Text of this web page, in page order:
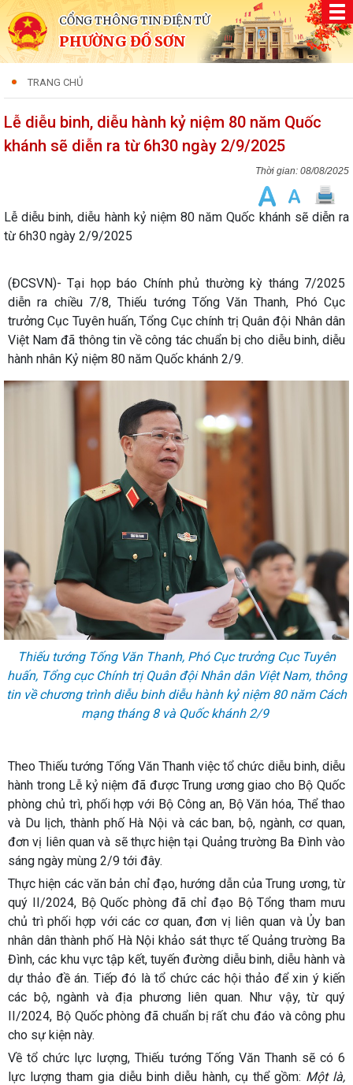
CỔNG THÔNG TIN ĐIỆN TỬ
PHƯỜNG ĐỒ SƠN
TRANG CHỦ
Lễ diễu binh, diễu hành kỷ niệm 80 năm Quốc
khánh sẽ diễn ra từ 6h30 ngày 2/9/2025
08/08/2025
Lễ diễu binh, diễu hành kỷ niệm 80 năm Quốc khánh sẽ diễn ra
từ 6h30 ngày 2/9/2025
(ĐCSVN)- Tại họp báo Chính phủ thường kỳ tháng 7/2025
diễn ra chiều 7/8, Thiếu tướng Tống Văn Thanh, Phó Cục
trưởng Cục Tuyên huấn, Tổng Cục chính trị Quân đội Nhân dân
Việt Nam đã thông tin về công tác chuẩn bị cho diễu binh, diễu
hành nhân Kỷ niệm 80 năm Quốc khánh 2/9.
Thiếu tướng Tống Văn Thanh, Phó Cục trưởng Cục Tuyên
huấn, Tổng cục Chính trị Quân đội Nhân dân Việt Nam, thông
tin về chương trình diễu binh diễu hành kỷ niệm 80 năm Cách
mạng tháng 8 và Quốc khánh 2/9
Theo Thiếu tướng Tống Văn Thanh việc tổ chức diễu binh, diễu
hành trong Lễ kỷ niệm đã được Trung ương giao cho Bộ Quốc
phòng chủ trì, phối hợp với Bộ Công an, Bộ Văn hóa, Thể thao
và Du lịch, thành phố Hà Nội và các ban, bộ, ngành, cơ quan,
đơn vị liên quan và sẽ thực hiện tại Quảng trường Ba Đình vào
sáng ngày mùng 2/9 tới đây.
Thực hiện các văn bản chỉ đạo, hướng dẫn của Trung ương, từ
quý II/2024, Bộ Quốc phòng đã chỉ đạo Bộ Tổng tham mưu
chủ trì phối hợp với các cơ quan, đơn vị liên quan và Ủy ban
nhân dân thành phố Hà Nội khảo sát thực tế Quảng trường Ba
Đình, các khu vực tập kết, tuyến đường diễu binh, diễu hành và
dự thảo đề án. Tiếp đó là tổ chức các hội thảo để xin ý kiến
các bộ, ngành và địa phương liên quan. Như vậy, từ quý
II/2024, Bộ Quốc phòng đã chuẩn bị rất chu đáo và công phu
cho sự kiện này.
Về tổ chức lực lượng, Thiếu tướng Tống Văn Thanh sẽ có 6
lực lượng tham gia diễu binh diễu hành, cụ thể gồm: Một là,